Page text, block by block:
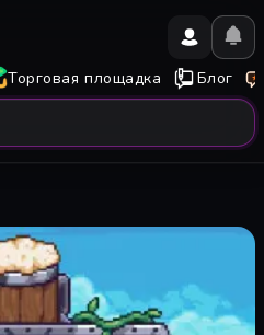
Торговая площадка Блог